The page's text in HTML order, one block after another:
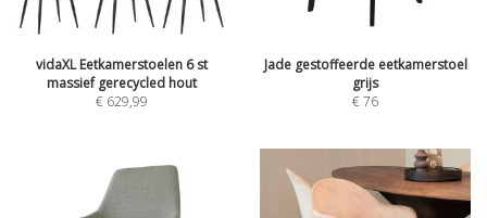
vidaXL Eetkamerstoelen 6 st
massief gerecycled hout
€ 629,99
Jade gestoffeerde eetkamerstoel
grijs
€76